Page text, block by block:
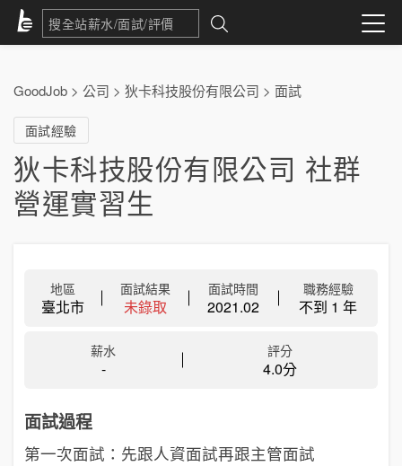
GoodJob > 公司 > 狄卡科技股份有限公司 > 面試
面試經驗
狄卡科技股份有限公司 社群
營運實習生
地區
臺北市
面試結果
未錄取
面試時間
2021.02
職務經驗
不到 1 年
薪水
-
評分
4.0分
面試過程
第一次面試：先跟人資面試再跟主管面試